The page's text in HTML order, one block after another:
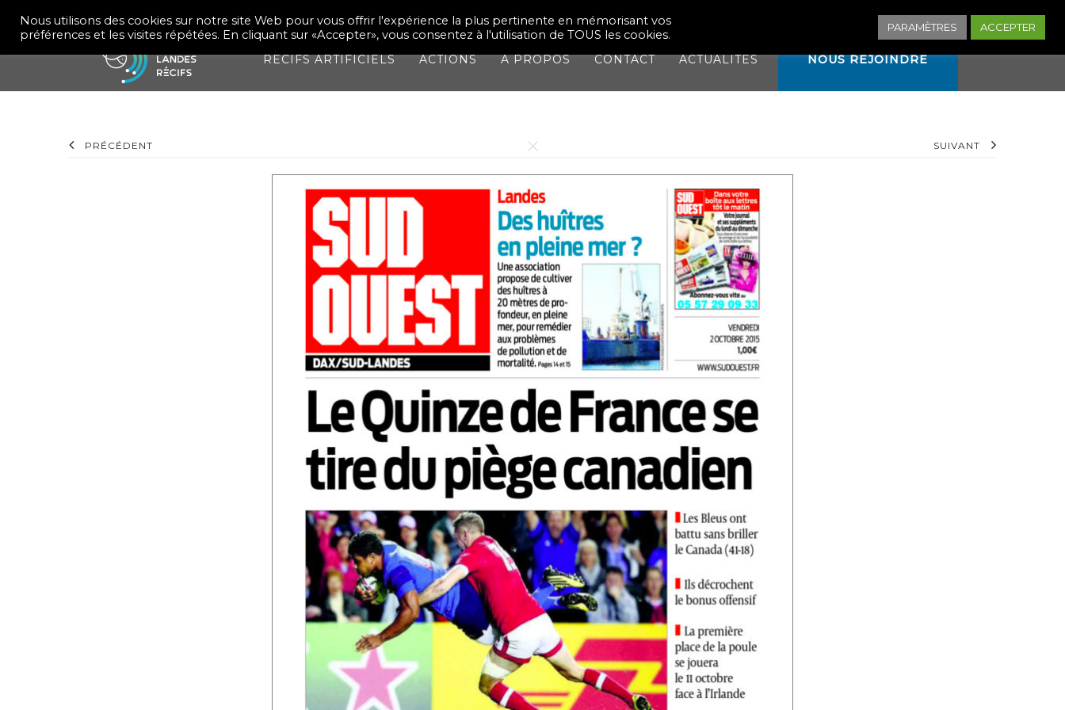
RÉCIFS ARTIFICIELS ACTIONS À PROPOS CONTACT ACTUALITÉS NOUS REJOINDRE
PRÉCÉDENT SUIVANT
Nous utilisons des cookies sur notre site Web pour vous offrir l'expérience la plus pertinente en mémorisant vos
préférences et les visites répétées. En cliquant sur «Accepter», vous consentez à l'utilisation de TOUS les cookies.
PARAMÈTRES ACCEPTER